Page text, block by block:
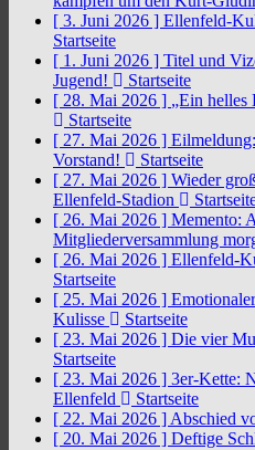
[ 3. Juni 2026 ] Ellenfeld-
Startseite
[ 1. Juni 2026 ] Titel und
Jugend!
Startseite
[ 28. Mai 2026 ] „Ein helles
Startseite
[ 27. Mai 2026 ]
Vorstand!
Startseite
[ 27. Mai 2026 ] Wieder
Ellenfeld-Stadion
[ 26. Mai 2026 ] Memento:
Mitgliederversammlung
[ 26. Mai 2026 ] Ellenfeld-
Startseite
[ 25. Mai 2026 ]
Kulisse
Startseite
[ 23. Mai 2026 ] Die vier
Startseite
[ 23. Mai 2026 ] 3er-Kette:
Ellenfeld
Startseite
[ 22. Mai 2026 ] Abschied
[ 20. Mai 2026 ] Deftige